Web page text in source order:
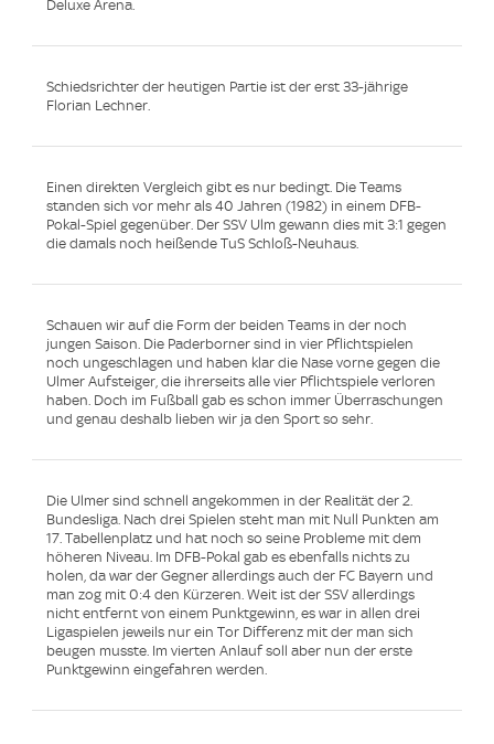
Deluxe Arena.
Schiedsrichter der heutigen Partie ist der erst 33-jährige
Florian Lechner.
Einen direkten Vergleich gibt es nur bedingt. Die Teams
standen sich vor mehr als 40 Jahren (1982) in einem DFB-
Pokal-Spiel gegenüber. Der SSV Ulm gewann dies mit 3:1 gegen
die damals noch heißende TuS Schloß-Neuhaus.
Schauen wir auf die Form der beiden Teams in der noch
jungen Saison. Die Paderborner sind in vier Pflichtspielen
noch ungeschlagen und haben klar die Nase vorne gegen die
Ulmer Aufsteiger, die ihrerseits alle vier Pflichtspiele verloren
haben. Doch im Fußball gab es schon immer Überraschungen
und genau deshalb lieben wir ja den Sport so sehr.
Die Ulmer sind schnell angekommen in der Realität der 2.
Bundesliga. Nach drei Spielen steht man mit Null Punkten am
17. Tabellenplatz und hat noch so seine Probleme mit dem
höheren Niveau. Im DFB-Pokal gab es ebenfalls nichts zu
holen, da war der Gegner allerdings auch der FC Bayern und
man zog mit 0:4 den Kürzeren. Weit ist der SSV allerdings
nicht entfernt von einem Punktgewinn, es war in allen drei
Ligaspielen jeweils nur ein Tor Differenz mit der man sich
beugen musste. Im vierten Anlauf soll aber nun der erste
Punktgewinn eingefahren werden.